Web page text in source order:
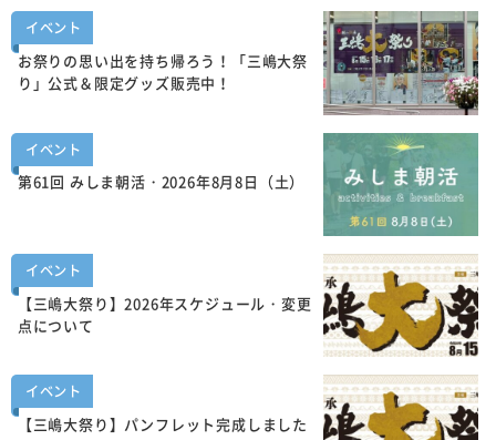
イベント
お祭りの思い出を持ち帰ろう！「三嶋大祭
り」公式＆限定グッズ販売中！
イベント
第61回 みしま朝活・2026年8月8日（土）
イベント
【三嶋大祭り】2026年スケジュール・変更
点について
イベント
【三嶋大祭り】パンフレット完成しました